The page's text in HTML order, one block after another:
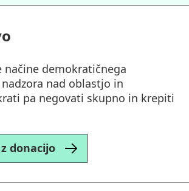
načine demokratičnega
nad oblastjo in
pa negovati skupno in krepiti
donacijo